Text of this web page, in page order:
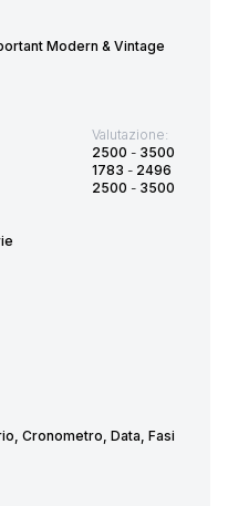
Modern & Vintage
Valutazione:
2500 - 3500
1783 - 2496
2500 - 3500
Cronometro, Data, Fasi